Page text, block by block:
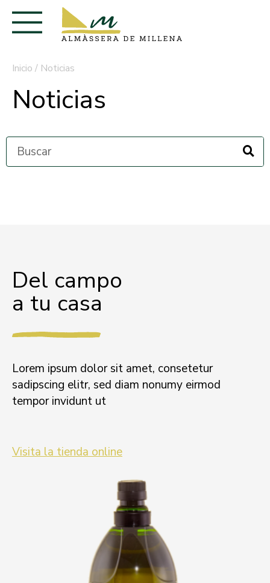
Inicio / Noticias
Noticias
Del campo
a tu casa
Lorem ipsum dolor sit amet, consetetur
sadipscing elitr, sed diam nonumy eirmod
tempor invidunt ut
Visita la tienda online